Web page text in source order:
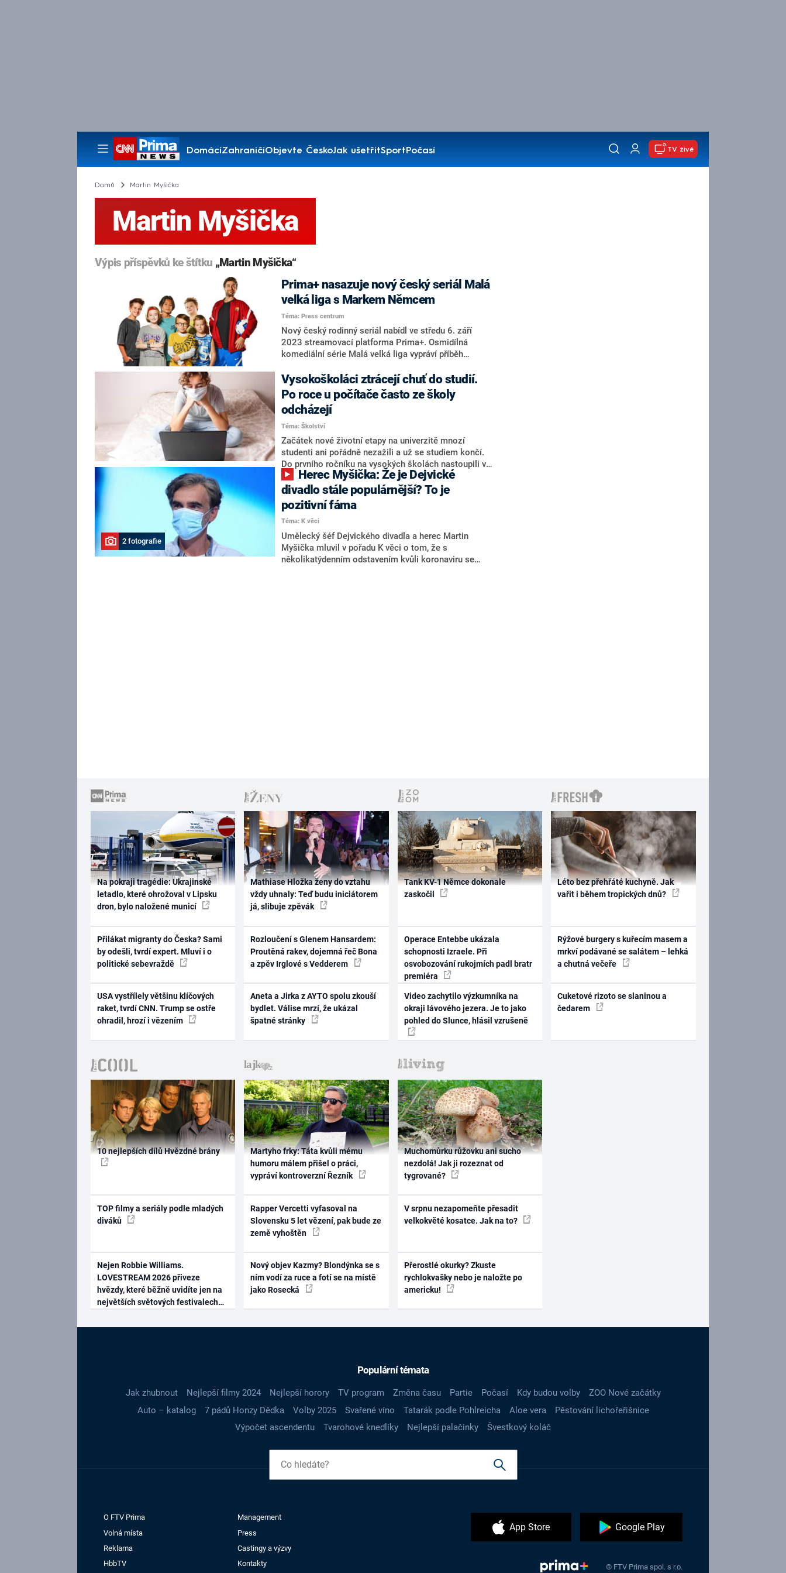
DomácíZahraničíObjevte ČeskoJak ušetřitSportPočasí
Pořady
TV živě
Domů Martin Myšička
Martin Myšička
Výpis příspěvků ke štítku „Martin Myšička“
Prima+ nasazuje nový český seriál Malá
velká liga s Markem Němcem
Téma: Press centrum
Nový český rodinný seriál nabídl ve středu 6. září
2023 streamovací platforma Prima+. Osmidílná
komediální série Malá velká liga vypráví příběh
Honzy Růžičky. Komplikovanou osobnost Růžičky,
který kvůli svému chování vyfasuje podmínku a veřejně
prospěšné práce na základní škole, ztvárnil Marek
Němec. Seriál vznikl v režii Jakuba Machaly.
Vysokoškoláci ztrácejí chuť do studií.
Po roce u počítače často ze školy
odcházejí
Téma: Školství
Začátek nové životní etapy na univerzitě mnozí
studenti ani pořádně nezažili a už se studiem končí.
Do prvního ročníku na vysokých školách nastoupili v
době koronavirové pandemie a rok strávili doma jen u
počítačů. Právě tato zkušenost mnohé studenty
demotivovala a zklamala. Proto se někteří rozhodli, že
ze školy odejdou.
2 fotografie
divadlo stále populárnější? To je
pozitivní fáma
Téma: K věci
Umělecký šéf Dejvického divadla a herec Martin
Myšička mluvil v pořadu K věci o tom, že s
několikatýdenním odstavením kvůli koronaviru se
Na pokraji tragédie: Ukrajinské
letadlo, které ohrožoval v Lipsku
dron, bylo naložené municí
Přilákat migranty do Česka? Sami
by odešli, tvrdí expert. Mluví i o
politické sebevraždě
USA vystřílely většinu klíčových
raket, tvrdí CNN. Trump se ostře
ohradil, hrozí i vězením
Mathiase Hložka ženy do vztahu
vždy uhnaly: Teď budu iniciátorem
já, slibuje zpěvák
Rozloučení s Glenem Hansardem:
Proutěná rakev, dojemná řeč Bona
a zpěv Irglové s Vedderem
Aneta a Jirka z AYTO spolu zkouší
bydlet. Válise mrzí, že ukázal
špatné stránky
Tank KV-1 Němce dokonale
zaskočil
Operace Entebbe ukázala
schopnosti Izraele. Při
osvobozování rukojmích padl bratr
premiéra
Video zachytilo výzkumníka na
okraji lávového jezera. Je to jako
pohled do Slunce, hlásil vzrušeně
Léto bez přehřáté kuchyně. Jak
vařit i během tropických dnů?
Rýžové burgery s kuřecím masem a
mrkví podávané se salátem – lehká
a chutná večeře
Cuketové rizoto se slaninou a
čedarem
10 nejlepších dílů Hvězdné brány
TOP filmy a seriály podle mladých
diváků
Nejen Robbie Williams.
LOVESTREAM 2026 přiveze
hvězdy, které běžně uvidíte jen na
největších světových festivalech
Martyho frky: Táta kvůli mému
humoru málem přišel o práci,
vypráví kontroverzní Řezník
Rapper Vercetti vyfasoval na
Slovensku 5 let vězení, pak bude ze
země vyhoštěn
Nový objev Kazmy? Blondýnka se s
ním vodí za ruce a fotí se na místě
jako Rosecká
Muchomůrku růžovku ani sucho
nezdolá! Jak ji rozeznat od
tygrované?
V srpnu nezapomeňte přesadit
velkokvěté kosatce. Jak na to?
Přerostlé okurky? Zkuste
rychlokvašky nebo je naložte po
americku!
Populární témata
Jak zhubnout Nejlepší filmy 2024 Nejlepší horory TV program Změna času Partie Počasí Kdy budou volby
ZOO Nové začátky
Auto – katalog
7 pádů Honzy Dědka Volby 2025 Svařené víno Tatarák podle Pohlreicha Aloe vera
Pěstování lichořeřišnice
Výpočet ascendentu
Tvarohové knedlíky Nejlepší palačinky Švestkový koláč
O FTV Prima
Management
Volná místa
Press
Reklama
Castingy a výzvy
HbbTV
Kontakty
App Store Google Play
© FTV Prima spol. s r.o.